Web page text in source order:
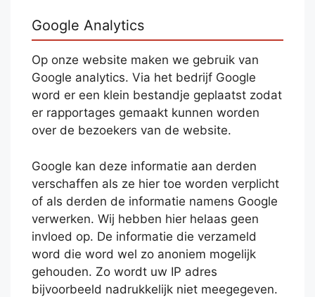
Google Analytics
Op onze website maken we gebruik van
Google analytics. Via het bedrijf Google
word er een klein bestandje geplaatst zodat
er rapportages gemaakt kunnen worden
over de bezoekers van de website.
Google kan deze informatie aan derden
verschaffen als ze hier toe worden verplicht
of als derden de informatie namens Google
verwerken. Wij hebben hier helaas geen
invloed op. De informatie die verzameld
word die word wel zo anoniem mogelijk
gehouden. Zo wordt uw IP adres
bijvoorbeeld nadrukkelijk niet meegegeven.